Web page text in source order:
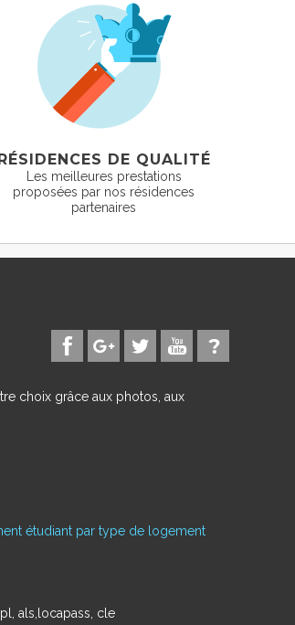
RÉSIDENCES DE QUALITÉ
Les meilleures prestations
proposées par nos résidences
partenaires
choix grâce aux photos, aux
étudiant par type de logement
als,locapass, cle